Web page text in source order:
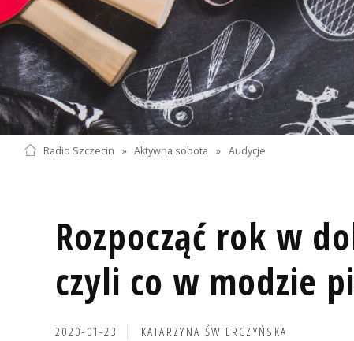
Radio Szczecin » Aktywna sobota » Audycje
Rozpocząć rok w
czyli co w modzie
2020-01-23 KATARZYNA ŚWIERCZYŃSKA